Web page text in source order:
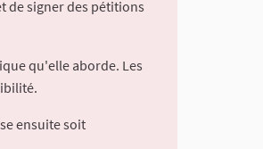
de signer des pétitions
qu'elle aborde. Les
ensuite soit